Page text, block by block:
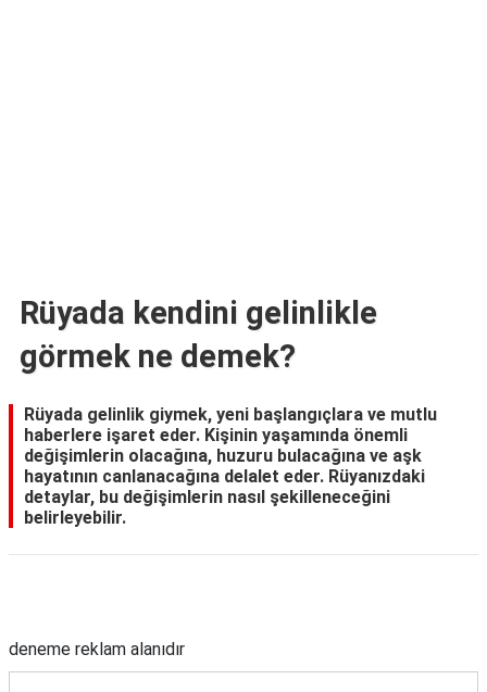
Rüyada kendini gelinlikle
görmek ne demek?
Rüyada gelinlik giymek, yeni başlangıçlara ve mutlu
haberlere işaret eder. Kişinin yaşamında önemli
değişimlerin olacağına, huzuru bulacağına ve aşk
hayatının canlanacağına delalet eder. Rüyanızdaki
detaylar, bu değişimlerin nasıl şekilleneceğini
belirleyebilir.
deneme reklam alanıdır